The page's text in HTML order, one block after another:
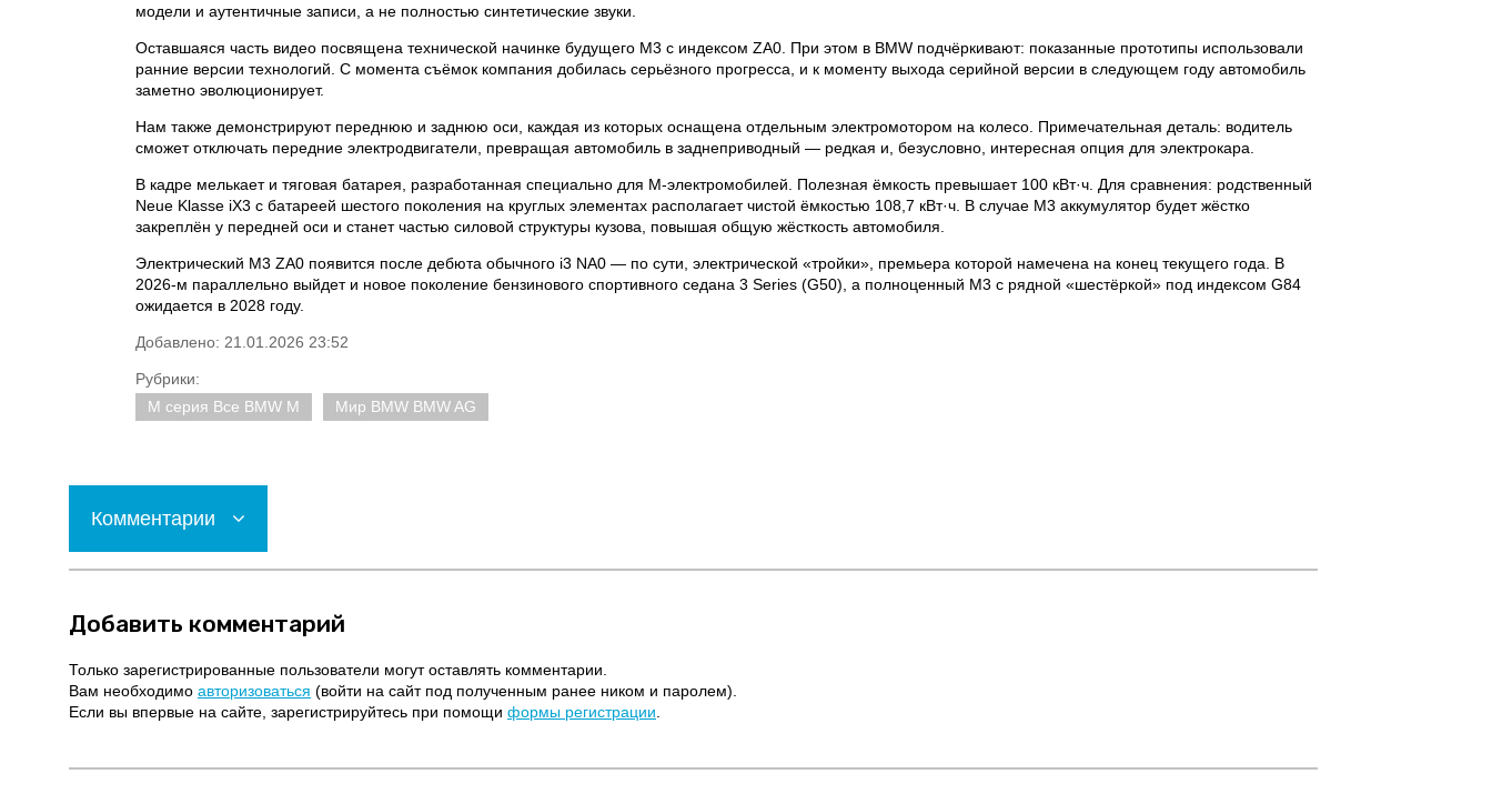
модели и аутентичные записи, а не полностью синтетические звуки.
Оставшаяся часть видео посвящена технической начинке будущего M3 с индексом ZA0. При этом в BMW подчёркивают: показанные прототипы использовали
ранние версии технологий. С момента съёмок компания добилась серьёзного прогресса, и к моменту выхода серийной версии в следующем году автомобиль
заметно эволюционирует.
Нам также демонстрируют переднюю и заднюю оси, каждая из которых оснащена отдельным электромотором на колесо. Примечательная деталь: водитель
сможет отключать передние электродвигатели, превращая автомобиль в заднеприводный — редкая и, безусловно, интересная опция для электрокара.
В кадре мелькает и тяговая батарея, разработанная специально для M-электромобилей. Полезная ёмкость превышает 100 кВт·ч. Для сравнения: родственный
Neue Klasse iX3 с батареей шестого поколения на круглых элементах располагает чистой ёмкостью 108,7 кВт·ч. В случае M3 аккумулятор будет жёстко
закреплён у передней оси и станет частью силовой структуры кузова, повышая общую жёсткость автомобиля.
Электрический M3 ZA0 появится после дебюта обычного i3 NA0 — по сути, электрической «тройки», премьера которой намечена на конец текущего года. В
2026-м параллельно выйдет и новое поколение бензинового спортивного седана 3 Series (G50), а полноценный M3 с рядной «шестёркой» под индексом G84
ожидается в 2028 году.
Добавлено: 21.01.2026 23:52
Рубрики:
M серия Все BMW M
Мир BMW BMW AG
Комментарии
Добавить комментарий
Только зарегистрированные пользователи могут оставлять комментарии.
Вам необходимо авторизоваться (войти на сайт под полученным ранее ником и паролем).
Если вы впервые на сайте, зарегистрируйтесь при помощи формы регистрации